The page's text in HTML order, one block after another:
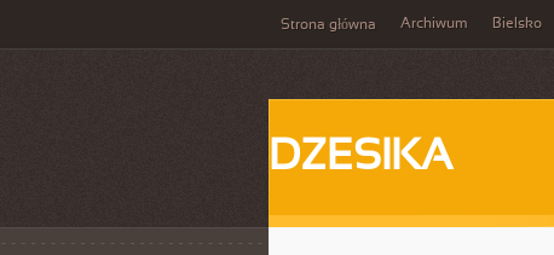
Strona główna Archiwum Bielsko
DZESIKA